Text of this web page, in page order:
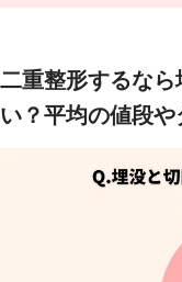
二重整形するな
い？平均の値段